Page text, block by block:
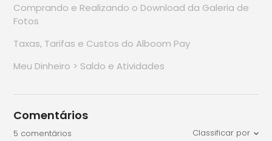
Comprando e Realizando o Download da Galeria de
Fotos
Taxas, Tarifas e Custos do Alboom Pay
Meu Dinheiro > Saldo e Atividades
Comentários
5 comentários Classificar por